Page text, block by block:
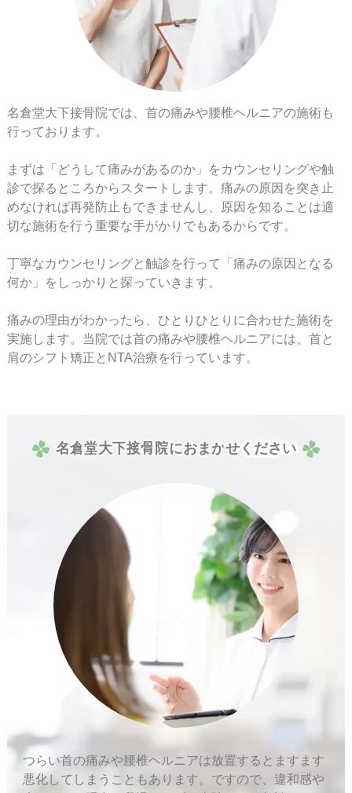
名倉堂大下接骨院では、首の痛みや腰椎ヘルニアの施術も
行っております。
まずは「どうして痛みがあるのか」をカウンセリングや触
診で探るところからスタートします。痛みの原因を突き止
めなければ再発防止もできませんし、原因を知ることは適
切な施術を行う重要な手がかりでもあるからです。
丁寧なカウンセリングと触診を行って「痛みの原因となる
何か」をしっかりと探っていきます。
痛みの理由がわかったら、ひとりひとりに合わせた施術を
実施します。当院では首の痛みや腰椎ヘルニアには、首と
肩のシフト矯正とNTA治療を行っています。
名倉堂大下接骨 院におまかせく ださ い
つらい首の痛みや腰椎ヘルニアは放置するとますます
悪化してしまうこともあります。ですので、違和感や